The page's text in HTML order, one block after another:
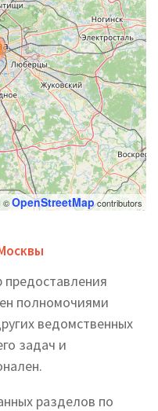
| ©OpenStreetMapcontributors
полномочиями
ведомственных
задач и
разделов по